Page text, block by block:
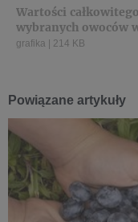
Wartości
wybranych owoców
wyrażona w μmol
grafika 214 KB
Powiązane artykuły